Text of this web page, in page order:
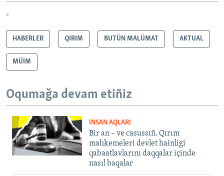
*
HABERLER QIRIM BUTÜN MALÜMAT AKTUAL
MÜİM
Oqumağa devam etiñiz
İNSAN AQLARI
Bir an – ve casussıñ. Qırım
mahkemeleri devlet hainligi
qabaatlavlarını daqqalar içinde
nasıl baqalar